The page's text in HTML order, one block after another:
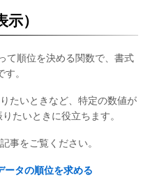
）
て順位を決める関数で、書式
。
たいときなど、特定の数値が
たいときに役立ちます。
事をご覧ください。
タの順位を求める